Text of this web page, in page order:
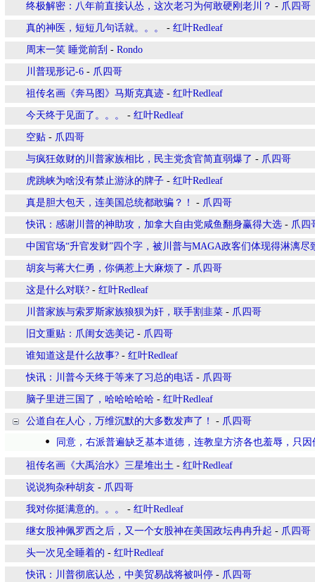
终极解密：八年前直接认怂，这次老习为何敢硬刚老川？ - 爪四哥
真的神医，短短几句话就。。。 - 红叶Redleaf
周末一笑 睡觉前刮 - Rondo
川普现形记-6 - 爪四哥
祖传名画《奔马图》马斯克真迹 - 红叶Redleaf
今天终于见面了。。。 - 红叶Redleaf
空贴 - 爪四哥
与疯狂敛财的川普家族相比，民主党贪官简直弱爆了 - 爪四哥
虎跳峡为啥没有禁止游泳的牌子 - 红叶Redleaf
真是胆大包天，连美国总统都敢骗？！ - 爪四哥
快讯：感谢川普的神助攻，加拿大自由党咸鱼翻身赢得大选 - 爪四
中国官场“升官发财”四个字，被川普与MAGA政客们体现得淋漓尽
胡亥与蒋大仁勇，你俩惹上大麻烦了 - 爪四哥
这是什么对联? - 红叶Redleaf
川普家族与索罗斯家族狼狈为奸，联手割韭菜 - 爪四哥
旧文重贴：爪闺女选美记 - 爪四哥
谁知道这是什么故事? - 红叶Redleaf
快讯：川普今天终于等来了习总的电话 - 爪四哥
脑子里进三国了，哈哈哈哈哈 - 红叶Redleaf
公道自在人心，万维沉默的大多数发声了！ - 爪四哥
同意，右派普遍缺乏基本道德，连教皇方济各也羞辱，只因
祖传名画《大禹治水》三星堆出土 - 红叶Redleaf
说说狗杂种胡亥 - 爪四哥
我对你挺满意的。。。 - 红叶Redleaf
继女股神佩罗西之后，又一个女股神在美国政坛冉冉升起 - 爪四哥
头一次见全睡着的 - 红叶Redleaf
快讯：川普彻底认怂，中美贸易战将被叫停 - 爪四哥